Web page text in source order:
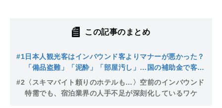
この記事のまとめ
#1日本人観光客はインバウンド客よりマナーが悪かった？
「備品盗難」「泥酔」「部屋汚し」…国の補助金で客層
が悪化？
#2 〈スキマバイト頼りのホテルも…〉空前のインバウンド
特需でも、宿泊業界の人手不足が深刻化しているワケ